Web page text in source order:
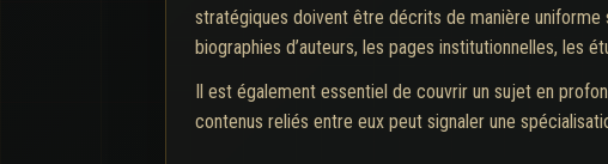
stratégiques doivent être décrits de manière
biographies d’auteurs, les pages institutionnelles, les
Il est également essentiel de couvrir un sujet en
contenus reliés entre eux peut signaler une